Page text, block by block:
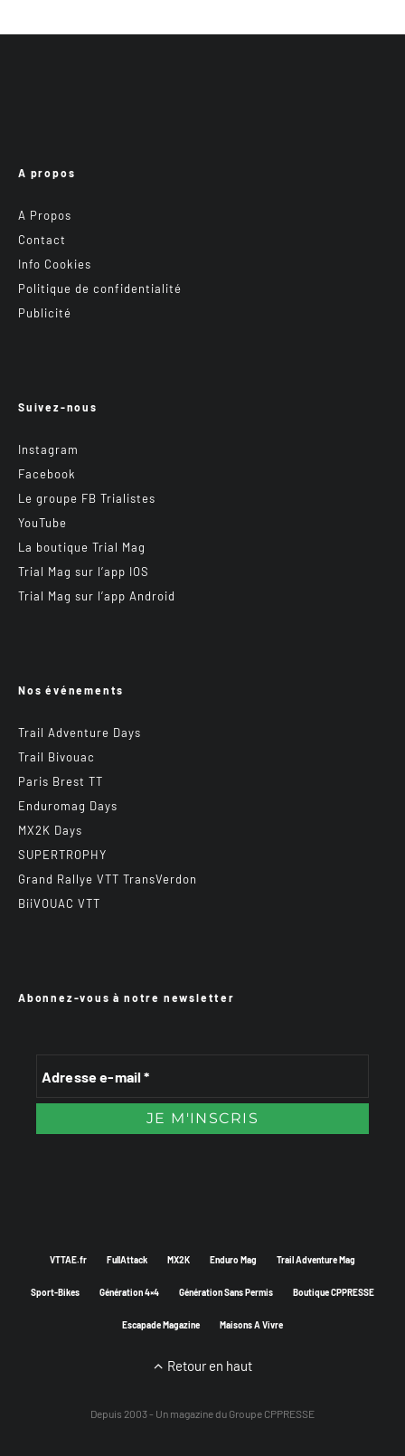
A propos
A Propos
Contact
Info Cookies
Politique de confidentialité
Publicité
Suivez-nous
Instagram
Facebook
Le groupe FB Trialistes
YouTube
La boutique Trial Mag
Trial Mag sur l’app IOS
Trial Mag sur l’app Android
Nos événements
Trail Adventure Days
Trail Bivouac
Paris Brest TT
Enduromag Days
MX2K Days
SUPERTROPHY
Grand Rallye VTT TransVerdon
BiiVOUAC VTT
Abonnez-vous à notre newsletter
VTTAE.fr FullAttack MX2K Enduro Mag Trail Adventure Mag
Sport-Bikes Génération 4×4 Génération Sans Permis Boutique CPPRESSE
Escapade Magazine Maisons A Vivre
Retour en haut
Depuis 2003 - Un magazine du Groupe CPPRESSE